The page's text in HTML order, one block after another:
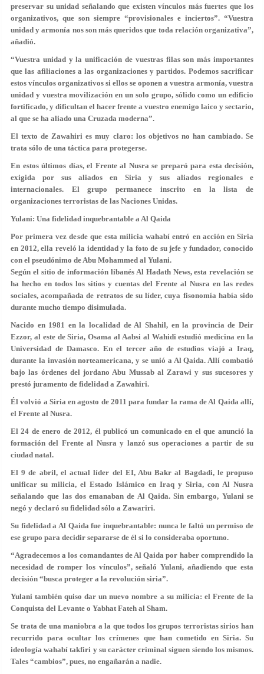
preservar su unidad señalando que existen vínculos más fuertes que los
organizativos, que son siempre “provisionales e inciertos”. “Vuestra
unidad y armonía nos son más queridos que toda relación organizativa”,
añadió.
“Vuestra unidad y la unificación de vuestras filas son más importantes
que las afiliaciones a las organizaciones y partidos. Podemos sacrificar
estos vínculos organizativos si ellos se oponen a vuestra armonía, vuestra
unidad y vuestra movilización en un solo grupo, sólido como un edificio
fortificado, y dificultan el hacer frente a vuestro enemigo laico y sectario,
al que se ha aliado una Cruzada moderna”.
El texto de Zawahiri es muy claro: los objetivos no han cambiado. Se
trata sólo de una táctica para protegerse.
En estos últimos días, el Frente al Nusra se preparó para esta decisión,
exigida por sus aliados en Siria y sus aliados regionales e
internacionales. El grupo permanece inscrito en la lista de
organizaciones terroristas de las Naciones Unidas.
Yulani: Una fidelidad inquebrantable a Al Qaida
Por primera vez desde que esta milicia wahabí entró en acción en Siria
en 2012, ella reveló la identidad y la foto de su jefe y fundador, conocido
con el pseudónimo de Abu Mohammed al Yulani.
Según el sitio de información libanés Al Hadath News, esta revelación se
ha hecho en todos los sitios y cuentas del Frente al Nusra en las redes
sociales, acompañada de retratos de su líder, cuya fisonomía había sido
durante mucho tiempo disimulada.
Nacido en 1981 en la localidad de Al Shahil, en la provincia de Deir
Ezzor, al este de Siria, Osama al Aabsi al Wahidi estudió medicina en la
Universidad de Damasco. En el tercer año de estudios viajó a Iraq,
durante la invasión norteamericana, y se unió a Al Qaida. Allí combatió
bajo las órdenes del jordano Abu Mussab al Zarawi y sus sucesores y
prestó juramento de fidelidad a Zawahiri.
Él volvió a Siria en agosto de 2011 para fundar la rama de Al Qaida allí,
el Frente al Nusra.
El 24 de enero de 2012, él publicó un comunicado en el que anunció la
formación del Frente al Nusra y lanzó sus operaciones a partir de su
ciudad natal.
El 9 de abril, el actual líder del EI, Abu Bakr al Bagdadi, le propuso
unificar su milicia, el Estado Islámico en Iraq y Siria, con Al Nusra
señalando que las dos emanaban de Al Qaida. Sin embargo, Yulani se
negó y declaró su fidelidad sólo a Zawariri.
Su fidelidad a Al Qaida fue inquebrantable: nunca le faltó un permiso de
ese grupo para decidir separarse de él si lo consideraba oportuno.
“Agradecemos a los comandantes de Al Qaida por haber comprendido la
necesidad de romper los vínculos”, señaló Yulani, añadiendo que esta
decisión “busca proteger a la revolución siria”.
Yulani también quiso dar un nuevo nombre a su milicia: el Frente de la
Conquista del Levante o Yabhat Fateh al Sham.
Se trata de una maniobra a la que todos los grupos terroristas sirios han
recurrido para ocultar los crímenes que han cometido en Siria. Su
ideología wahabí takfiri y su carácter criminal siguen siendo los mismos.
Tales “cambios”, pues, no engañarán a nadie.